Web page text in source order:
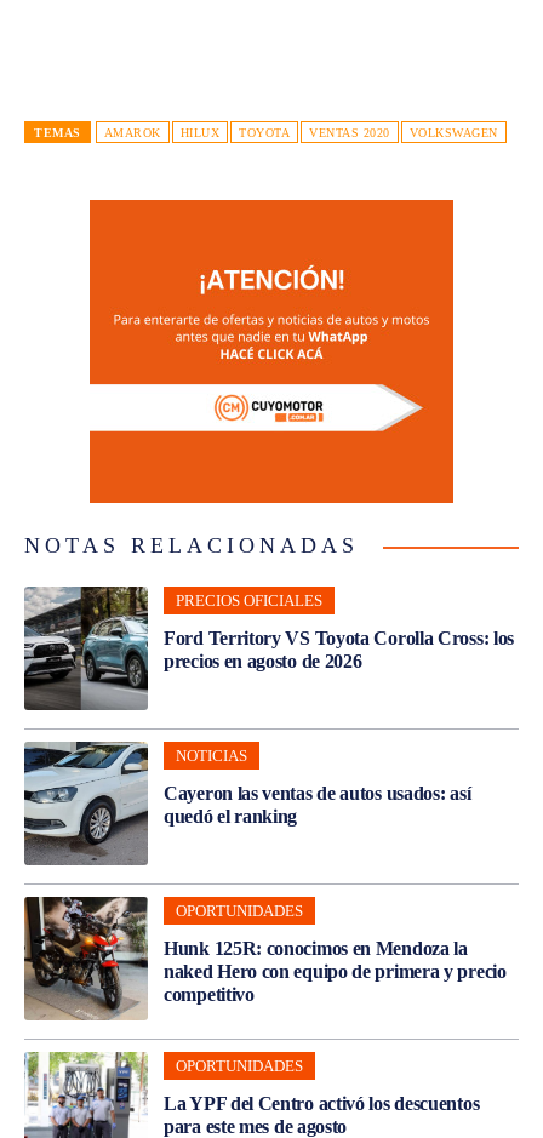
TEMAS AMAROK HILUX TOYOTA VENTAS 2020 VOLKSWAGEN
NOTAS RELACIONADAS
PRECIOS OFICIALES
Ford Territory VS Toyota Corolla Cross: los
precios en agosto de 2026
NOTICIAS
Cayeron las ventas de autos usados: así
quedó el ranking
OPORTUNIDADES
Hunk 125R: conocimos en Mendoza la
naked Hero con equipo de primera y precio
competitivo
OPORTUNIDADES
La YPF del Centro activó los descuentos
para este mes de agosto